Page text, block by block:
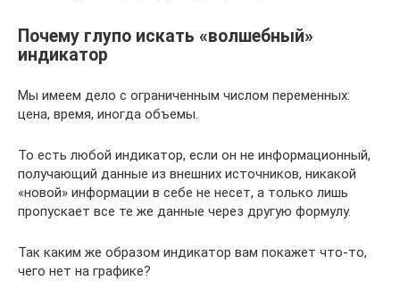
Почему глупо искать «волшебный»
индикатор
Мы имеем дело с ограниченным числом переменных:
цена, время, иногда объемы.
То есть любой индикатор, если он не информационный,
получающий данные из внешних источников, никакой
«новой» информации в себе не несет, а только лишь
пропускает все те же данные через другую формулу.
Так каким же образом индикатор вам покажет что-то,
чего нет на графике?